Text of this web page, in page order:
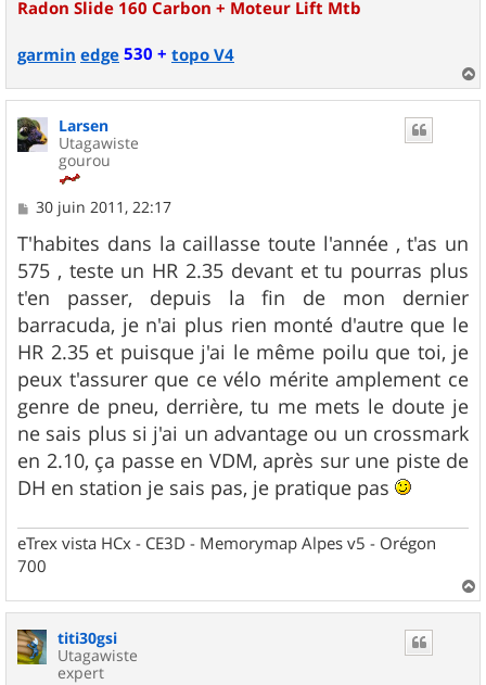
Radon Slide 160 Carbon + Moteur Lift Mtb
garmin edge530 + topo V4
a
u
Larsen
Utagawiste
gourou
M
s
s
a
g
e
30 juin 2011, 22:17
T'habites dans la caillasse toute l'année , t'as un
575 , teste un HR 2.35 devant et tu pourras plus
t'en passer, depuis la fin de mon dernier
barracuda, je n'ai plus rien monté d'autre que le
HR 2.35 et puisque j'ai le même poilu que toi, je
peux t'assurer que ce vélo mérite amplement ce
genre de pneu, derrière, tu me mets le doute je
ne sais plus si j'ai un advantage ou un crossmark
en 2.10, ça passe en VDM, après sur une piste de
DH en station je sais pas, je pratique pas
eTrex vista HCx - CE3D - Memorymap Alpes v5 - Orégon
700
a
titi30gsi
Utagawiste
expert